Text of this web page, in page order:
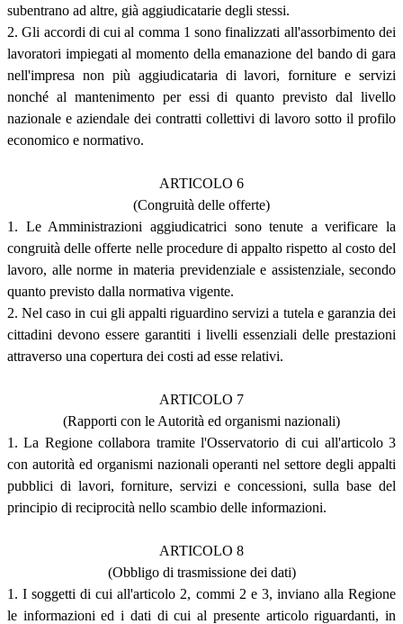
subentrano ad altre, già aggiudicatarie degli stessi.
2. Gli accordi di cui al comma 1 sono finalizzati all'assorbimento dei
lavoratori impiegati al momento della emanazione del bando di gara
nell'impresa non più aggiudicataria di lavori, forniture e servizi
nonché al mantenimento per essi di quanto previsto dal livello
nazionale e aziendale dei contratti collettivi di lavoro sotto il profilo
economico e normativo.
ARTICOLO 6
(Congruità delle offerte)
1. Le Amministrazioni aggiudicatrici sono tenute a verificare la
congruità delle offerte nelle procedure di appalto rispetto al costo del
lavoro, alle norme in materia previdenziale e assistenziale, secondo
quanto previsto dalla normativa vigente.
2. Nel caso in cui gli appalti riguardino servizi a tutela e garanzia dei
cittadini devono essere garantiti i livelli essenziali delle prestazioni
attraverso una copertura dei costi ad esse relativi.
ARTICOLO 7
(Rapporti con le Autorità ed organismi nazionali)
1. La Regione collabora tramite l'Osservatorio di cui all'articolo 3
con autorità ed organismi nazionali operanti nel settore degli appalti
pubblici di lavori, forniture, servizi e concessioni, sulla base del
principio di reciprocità nello scambio delle informazioni.
ARTICOLO 8
(Obbligo di trasmissione dei dati)
1. I soggetti di cui all'articolo 2, commi 2 e 3, inviano alla Regione
le informazioni ed i dati di cui al presente articolo riguardanti, in